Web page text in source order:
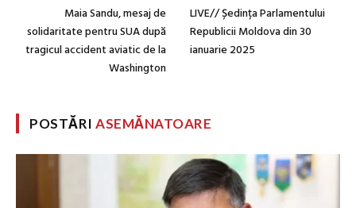
Maia Sandu, mesaj de
solidaritate pentru SUA după
tragicul accident aviatic de la
Washington
LIVE// Ședința Parlamentului
Republicii Moldova din 30
ianuarie 2025
POSTĂRIASEMĂNATOARE